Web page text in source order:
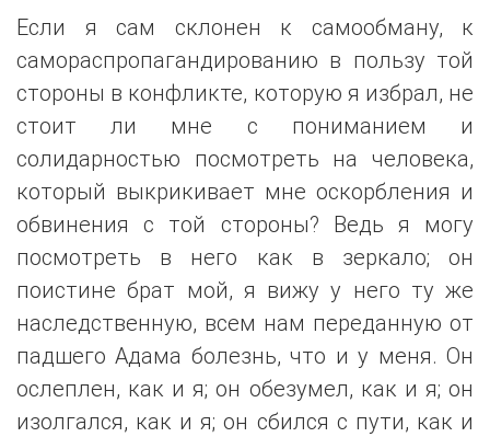
Если я сам склонен к самообману, к
самораспропагандированию в пользу той
стороны в конфликте, которую я избрал, не
стоит ли мне с пониманием и
солидарностью посмотреть на человека,
который выкрикивает мне оскорбления и
обвинения с той стороны? Ведь я могу
посмотреть в него как в зеркало; он
поистине брат мой, я вижу у него ту же
наследственную, всем нам переданную от
падшего Адама болезнь, что и у меня. Он
ослеплен, как и я; он обезумел, как и я; он
изолгался, как и я; он сбился с пути, как и